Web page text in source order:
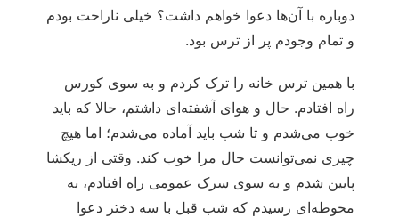
دوباره با آن‌ها دعوا خواهم داشت؟ خیلی ناراحت بودم
و تمام وجودم پر از ترس بود.
با همین ترس خانه را ترک کردم و به سوی کورس
راه افتادم. حال و هوای آشفته‌ای داشتم، حالا که باید
خوب می‌شدم و تا شب باید آماده می‌شدم؛ اما هیچ
چیزی نمی‌توانست حال مرا خوب کند. وقتی از ریکشا
پایین شدم و به سوی سرک عمومی راه افتادم، به
محوطه‌ای رسیدم که شب قبل با سه دختر دعوا